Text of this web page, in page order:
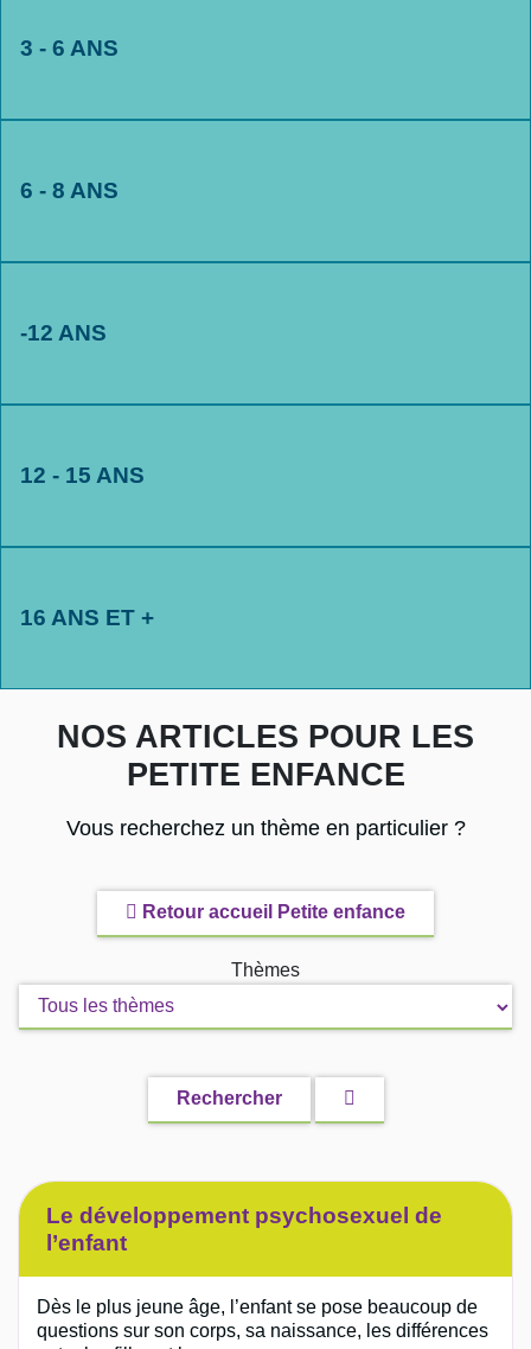
3 - 6 ANS
6 - 8 ANS
-12 ANS
12 - 15 ANS
16 ANS ET +
NOS ARTICLES POUR LES
PETITE ENFANCE
Vous recherchez un thème en particulier ?
Retour accueil Petite enfance
Thèmes
Rechercher
la
Le développement psychosexuel de
l’enfant
Dès le plus jeune âge, l’enfant se pose beaucoup de
questions sur son corps, sa naissance, les différences